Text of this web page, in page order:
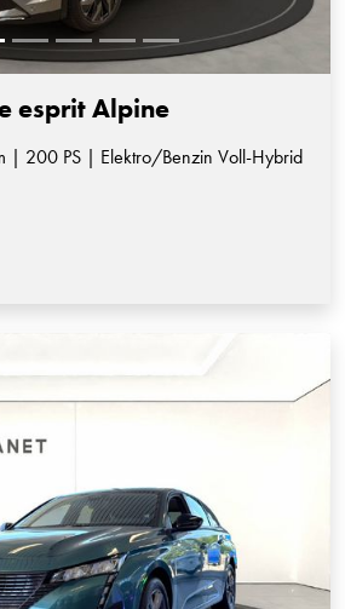
esprit Alpine
200 PS | Elektro/Benzin Voll-Hybrid